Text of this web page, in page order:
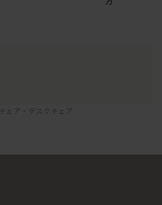
ェア・デスクチェア